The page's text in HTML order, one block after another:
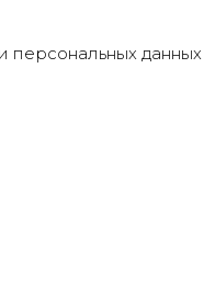
персональных данных